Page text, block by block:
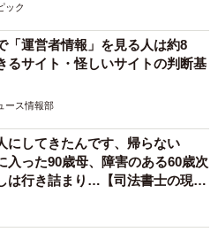
ック
「運営者情報」を見る人は約8
サイト・怪しいサイトの判断基
ース情報部
にしてきたんです、帰らない
った90歳母、障害のある60歳次
は行き詰まり…【司法書士の現場